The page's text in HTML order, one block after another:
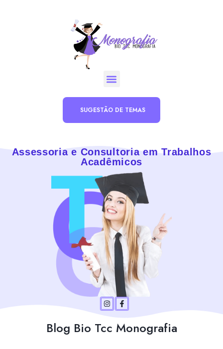
SUGESTÃO DE TEMAS
Assessoria e Consultoria em Trabalhos
Acadêmicos
Blog Bio Tcc Monografia